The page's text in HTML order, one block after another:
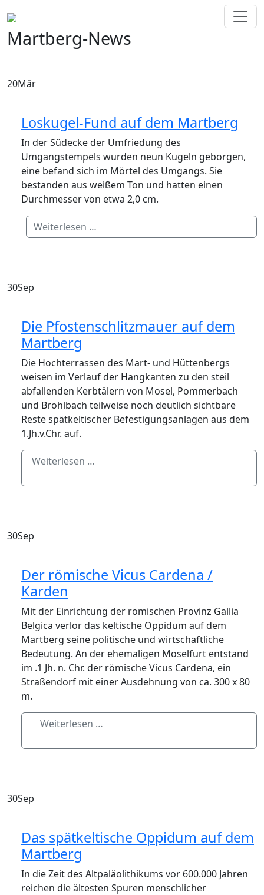
Martberg-News
20Mär
Loskugel-Fund auf dem Martberg
In der Südecke der Umfriedung des
Umgangstempels wurden neun Kugeln geborgen,
eine befand sich im Mörtel des Umgangs. Sie
bestanden aus weißem Ton und hatten einen
Durchmesser von etwa 2,0 cm.
Weiterlesen …
30Sep
Die Pfostenschlitzmauer auf dem
Martberg
Die Hochterrassen des Mart- und Hüttenbergs
weisen im Verlauf der Hangkanten zu den steil
abfallenden Kerbtälern von Mosel, Pommerbach
und Brohlbach teilweise noch deutlich sichtbare
Reste spätkeltischer Befestigungsanlagen aus dem
1.Jh.v.Chr. auf.
Weiterlesen …
30Sep
Der römische Vicus Cardena /
Karden
Mit der Einrichtung der römischen Provinz Gallia
Belgica verlor das keltische Oppidum auf dem
Martberg seine politische und wirtschaftliche
Bedeutung. An der ehemaligen Moselfurt entstand
im .1 Jh. n. Chr. der römische Vicus Cardena, ein
Straßendorf mit einer Ausdehnung von ca. 300 x 80
m.
Weiterlesen …
30Sep
Das spätkeltische Oppidum auf dem
Martberg
In die Zeit des Altpaläolithikums vor 600.000 Jahren
reichen die ältesten Spuren menschlicher